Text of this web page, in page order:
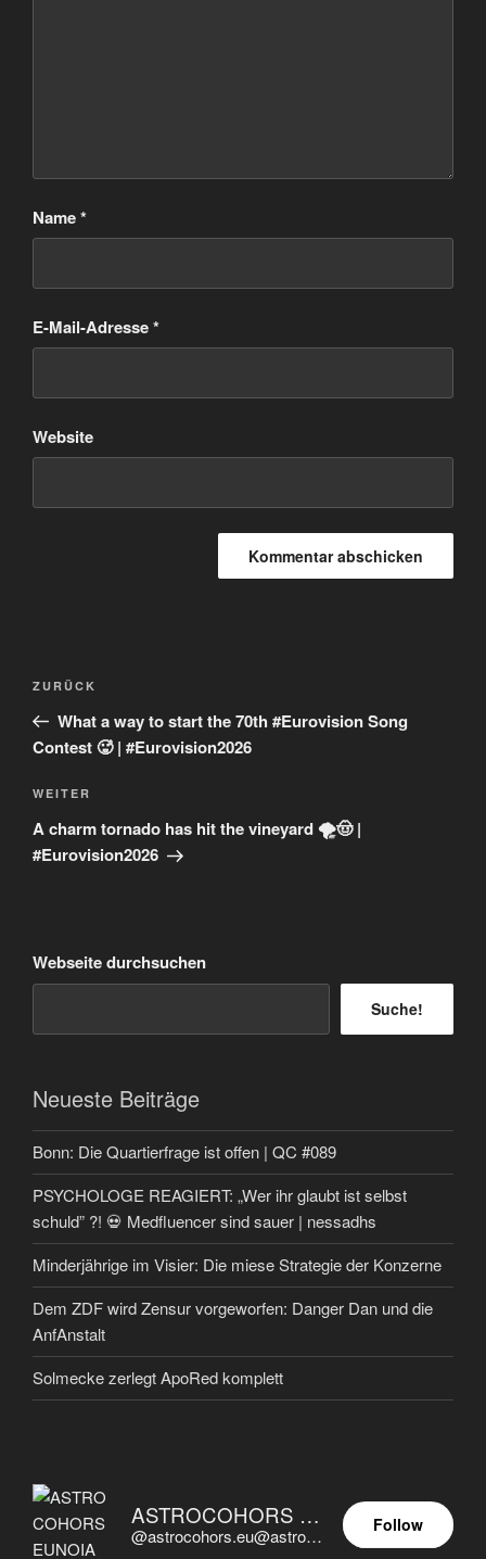
Name*
E-Mail-Adresse*
Website
Beitragsnavigation
Vorheriger
Beitrag
ZURÜCK
What a way to start the 70th #Eurovision Song
Contest 🥵 | #Eurovision2026
Nächster
Beitrag
WEITER
A charm tornado has hit the vineyard 🌪️🤠 |
#Eurovision2026
Webseite durchsuchen
Suche!
Neueste Beiträge
Bonn: Die Quartierfrage ist offen | QC #089
PSYCHOLOGE REAGIERT: „Wer ihr glaubt ist selbst
schuld” ?! 💀 Medfluencer sind sauer | nessadhs
Minderjährige im Visier: Die miese Strategie der Konzerne
Dem ZDF wird Zensur vorgeworfen: Danger Dan und die
AnfAnstalt
Solmecke zerlegt ApoRed komplett
ASTROCOHORS EUNOIA ULTIMA
@astrocohors.eu@astrocohors.eu
Follow